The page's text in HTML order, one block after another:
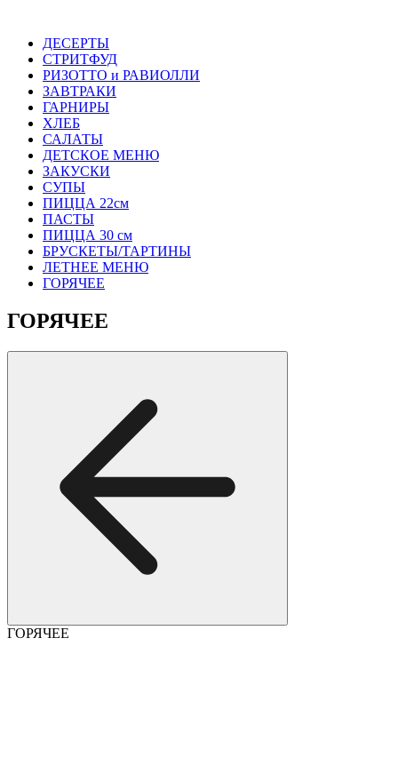
ДЕСЕРТЫ
СТРИТФУД
РИЗОТТО и РАВИОЛЛИ
ЗАВТРАКИ
ГАРНИРЫ
ХЛЕБ
САЛАТЫ
ДЕТСКОЕ МЕНЮ
ЗАКУСКИ
СУПЫ
ПИЦЦА 22см
ПАСТЫ
ПИЦЦА 30 см
БРУСКЕТЫ/ТАРТИНЫ
ЛЕТНЕЕ МЕНЮ
ГОРЯЧЕЕ
ГОРЯЧЕЕ
ГОРЯЧЕЕ